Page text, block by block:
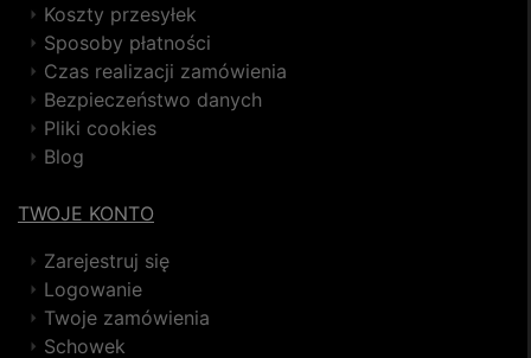
Koszty przesyłek
Sposoby płatności
Czas realizacji zamówienia
Bezpieczeństwo danych
Pliki cookies
Blog
TWOJE KONTO
Zarejestruj się
Logowanie
Twoje zamówienia
Schowek